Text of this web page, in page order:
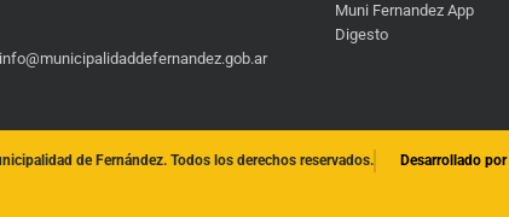
Muni Fernandez App
Digesto
de Fernández. Todos los derechos reservados. Desarrollado por